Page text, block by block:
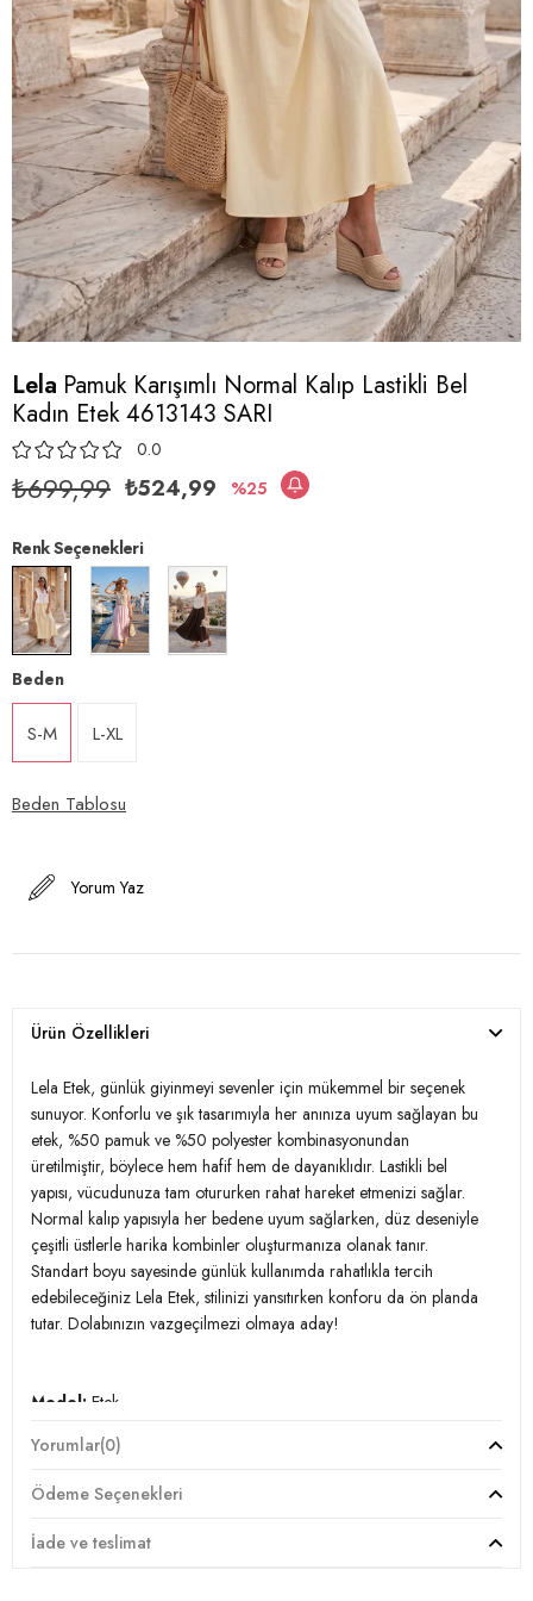
Lela Pamuk Karışımlı Normal Kalıp Lastikli Bel
Kadın Etek 4613143 SARI
0.0
₺699,99 ₺524,99 25
Renk Seçenekleri
Beden
S-M L-XL
Beden Tablosu
Yorum Yaz
Ürün Özellikleri
Lela Etek, günlük giyinmeyi sevenler için mükemmel bir seçenek
sunuyor. Konforlu ve şık tasarımıyla her anınıza uyum sağlayan bu
etek, %50 pamuk ve %50 polyester kombinasyonundan
üretilmiştir, böylece hem hafif hem de dayanıklıdır. Lastikli bel
yapısı, vücudunuza tam otururken rahat hareket etmenizi sağlar.
Normal kalıp yapısıyla her bedene uyum sağlarken, düz deseniyle
çeşitli üstlerle harika kombinler oluşturmanıza olanak tanır.
Standart boyu sayesinde günlük kullanımda rahatlıkla tercih
edebileceğiniz Lela Etek, stilinizi yansıtırken konforu da ön planda
tutar. Dolabınızın vazgeçilmezi olmaya aday!
Model: Etek
Giyim Tarzı:
Desen: Düz
Yorumlar(0)
Ödeme Seçenekleri
İade ve teslimat